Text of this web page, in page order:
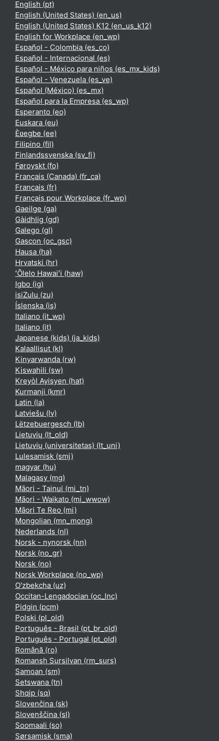
English ‎(pt)‎
English (United States) ‎(en_us)‎
English (United States) K12 ‎(en_us_k12)‎
English for Workplace ‎(en_wp)‎
Español - Colombia ‎(es_co)‎
Español - Internacional ‎(es)‎
Español - México para niños ‎(es_mx_kids)‎
Español - Venezuela ‎(es_ve)‎
Español (México) ‎(es_mx)‎
Español para la Empresa ‎(es_wp)‎
Esperanto ‎(eo)‎
Euskara ‎(eu)‎
Èʋegbe ‎(ee)‎
Filipino ‎(fil)‎
Finlandssvenska ‎(sv_fi)‎
Føroyskt ‎(fo)‎
Français (Canada) ‎(fr_ca)‎
Français ‎(fr)‎
Français pour Workplace ‎(fr_wp)‎
Gaeilge ‎(ga)‎
Gàidhlig ‎(gd)‎
Galego ‎(gl)‎
Gascon ‎(oc_gsc)‎
Hausa ‎(ha)‎
Hrvatski ‎(hr)‎
ʻŌlelo Hawaiʻi ‎(haw)‎
Igbo ‎(ig)‎
isiZulu ‎(zu)‎
Íslenska ‎(is)‎
Italiano ‎(it_wp)‎
Italiano ‎(it)‎
Japanese (kids) ‎(ja_kids)‎
Kalaallisut ‎(kl)‎
Kinyarwanda ‎(rw)‎
Kiswahili ‎(sw)‎
Kreyòl Ayisyen ‎(hat)‎
Kurmanji ‎(kmr)‎
Latin ‎(la)‎
Latviešu ‎(lv)‎
Lëtzebuergesch ‎(lb)‎
Lietuvių ‎(lt_old)‎
Lietuvių (universitetas) ‎(lt_uni)‎
Lulesamisk ‎(smj)‎
magyar ‎(hu)‎
Malagasy ‎(mg)‎
Māori - Tainui ‎(mi_tn)‎
Māori - Waikato ‎(mi_wwow)‎
Māori Te Reo ‎(mi)‎
Mongolian ‎(mn_mong)‎
Nederlands ‎(nl)‎
Norsk - nynorsk ‎(nn)‎
Norsk ‎(no_gr)‎
Norsk ‎(no)‎
Norsk Workplace ‎(no_wp)‎
O'zbekcha ‎(uz)‎
Occitan-Lengadocian ‎(oc_lnc)‎
Pidgin ‎(pcm)‎
Polski ‎(pl_old)‎
Português - Brasil ‎(pt_br_old)‎
Português - Portugal ‎(pt_old)‎
Română ‎(ro)‎
Romansh Sursilvan ‎(rm_surs)‎
Samoan ‎(sm)‎
Setswana ‎(tn)‎
Shqip ‎(sq)‎
Slovenčina ‎(sk)‎
Slovenščina ‎(sl)‎
Soomaali ‎(so)‎
Sørsamisk ‎(sma)‎